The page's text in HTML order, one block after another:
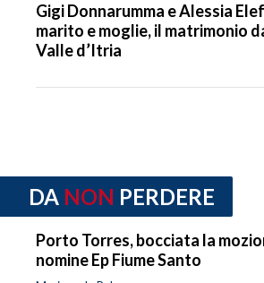
Gigi Donnarumma e Alessia
marito e moglie, il matrimonio
Valle d’Itria
DA NON PERDERE
Porto Torres, bocciata la
nomine Ep Fiume Santo